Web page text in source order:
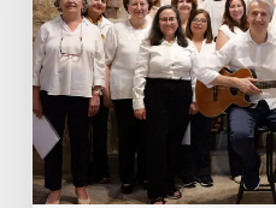
une:
nace
la
Coral
Fernando